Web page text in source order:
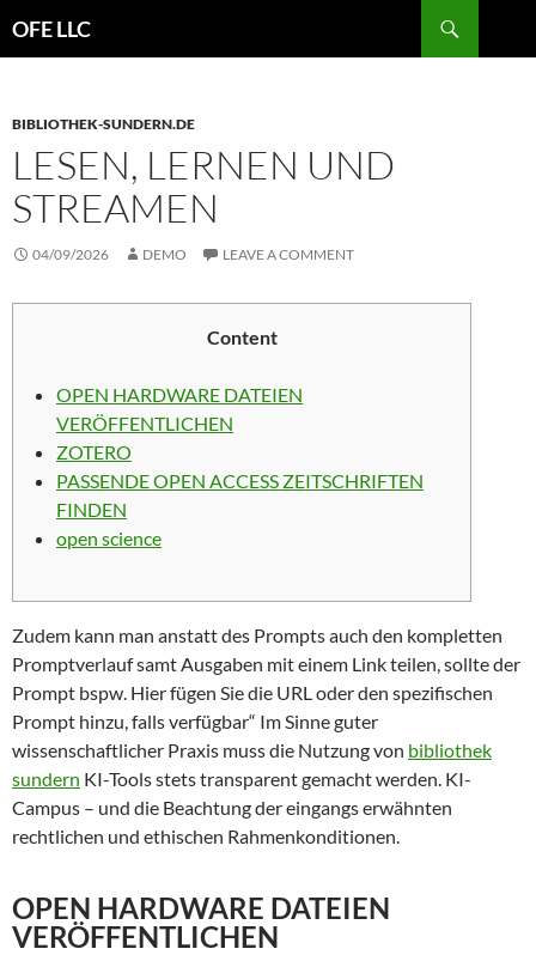
OFE LLC
BIBLIOTHEK-SUNDERN.DE
LESEN, LERNEN UND
STREAMEN
04/09/2026 DEMO LEAVE A COMMENT
Content
OPEN HARDWARE DATEIEN
VERÖFFENTLICHEN
ZOTERO
PASSENDE OPEN ACCESS ZEITSCHRIFTEN
FINDEN
open science
Zudem kann man anstatt des Prompts auch den kompletten
Promptverlauf samt Ausgaben mit einem Link teilen, sollte der
Prompt bspw. Hier fügen Sie die URL oder den spezifischen
Prompt hinzu, falls verfügbar“ Im Sinne guter
wissenschaftlicher Praxis muss die Nutzung von bibliothek
sundern KI-Tools stets transparent gemacht werden. KI-
Campus – und die Beachtung der eingangs erwähnten
rechtlichen und ethischen Rahmenkonditionen.
OPEN HARDWARE DATEIEN
VERÖFFENTLICHEN